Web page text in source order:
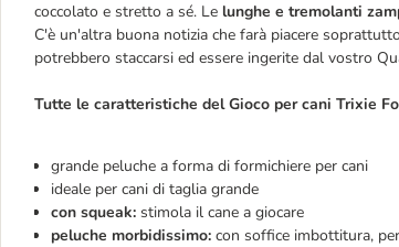
coccolato e stretto a sé. Le lunghe e tremolanti
C'è un'altra buona notizia che farà piacere
potrebbero staccarsi ed essere ingerite dal vostro
Tutte le caratteristiche del Gioco per cani Trixie
grande peluche a forma di formichiere per cani
ideale per cani di taglia grande
con squeak: stimola il cane a giocare
peluche morbidissimo: con soffice imbottitura,